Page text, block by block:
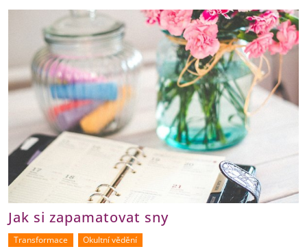
Jak si zapamatovat sny
Transformace Okultní vědění